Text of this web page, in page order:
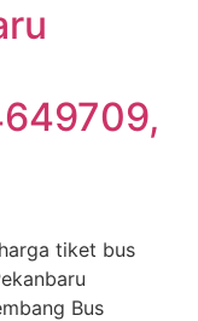
tiket bus
Bus